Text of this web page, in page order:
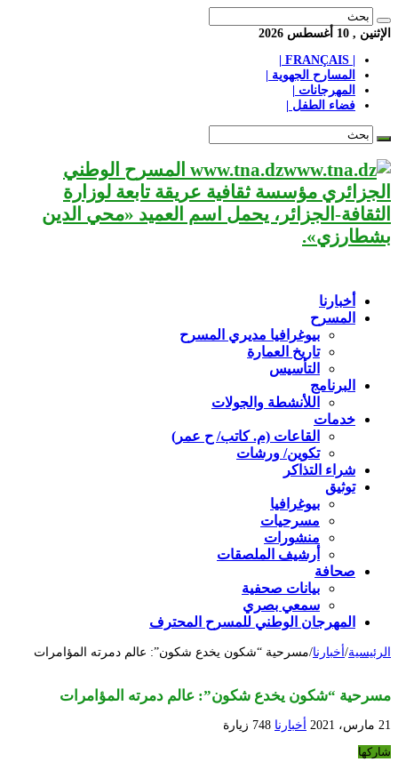
الإثنين , 10 أغسطس 2026
المسارح الجهوية |
المهرجانات |
فضاء الطفل |
www.tna.dz المسرح الوطني
الجزائري مؤسسة ثقافية عريقة تابعة لوزارة
الثقافة-الجزائر، يحمل اسم العميد «محي الدين
بشطارزي».
أخبارنا
المسرح
بيوغرافيا مديري المسرح
تاريخ العمارة
التأسيس
البرنامج
اللأنشطة والجولات
خدمات
القاعات (م. كاتب/ ح عمر)
تكوين/ ورشات
شراء التذاكر
توثيق
بيوغرافيا
مسرحيات
منشورات
أرشيف الملصقات
صحافة
بيانات صحفية
سمعي بصري
المهرجان الوطني للمسرح المحترف
الرئيسية/ أخبارنا/مسرحية “شكون يخدع شكون”: عالم دمرته المؤامرات
مسرحية “شكون يخدع شكون”: عالم دمرته المؤامرات
21 مارس، 2021 أخبارنا 748 زيارة
شاركها